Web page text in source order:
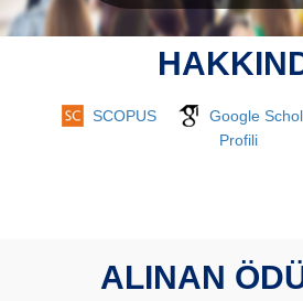
SCOPUS Google
Profili
ALINAN